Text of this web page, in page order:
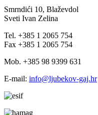
Smrndići 10, Blaževdol
Sveti Ivan Zelina
Tel. +385 1 2065 754
Fax +385 1 2065 754
Mob. +385 98 9399 631
E-mail: info@ljubekov-gaj.hr